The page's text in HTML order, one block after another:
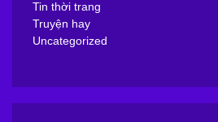
Tin thời trang
Truyện hay
Uncategorized